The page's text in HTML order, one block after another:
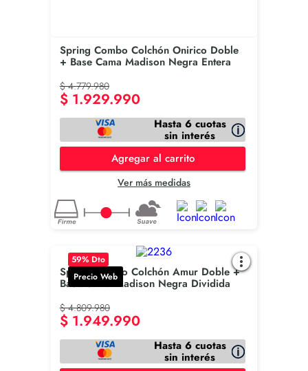
Spring Combo Colchón Onirico Doble
+ Base Cama Madison Negra Entera
$ 4.779.980
$ 1.929.990
Hasta 6 cuotas
sin interés
Agregar al carrito
Ver más medidas
59% Dto
Precio Web
Spring Combo Colchón Amur Doble +
Base Cama Madison Negra Dividida
$ 4.809.980
$ 1.949.990
Hasta 6 cuotas
sin interés